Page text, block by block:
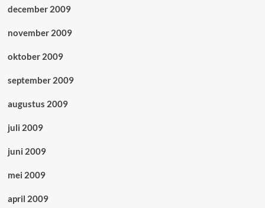
december 2009
november 2009
oktober 2009
september 2009
augustus 2009
juli 2009
juni 2009
mei 2009
april 2009